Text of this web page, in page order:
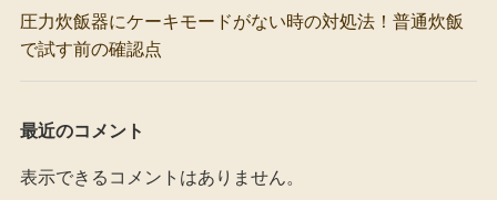
圧力炊飯器にケーキモードがない時の対処法！普通炊飯
で試す前の確認点
最近のコメント
表示できるコメントはありません。